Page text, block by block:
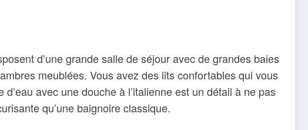
d’une grande salle de séjour avec de grandes baies
meublées. Vous avez des lits confortables qui vous
avec une douche à l’italienne est un détail à ne pas
qu’une baignoire classique.